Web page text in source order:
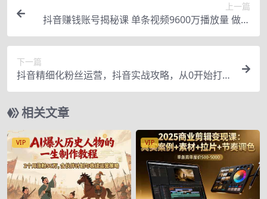
上一篇
抖音赚钱账号揭秘课 单条视频9600万播放量 做一
个闷声发财的抖音号
下一篇
抖音精细化粉丝运营，抖音实战攻略，从0开始打造
爆款抖音号
相关文章
VIP VIP